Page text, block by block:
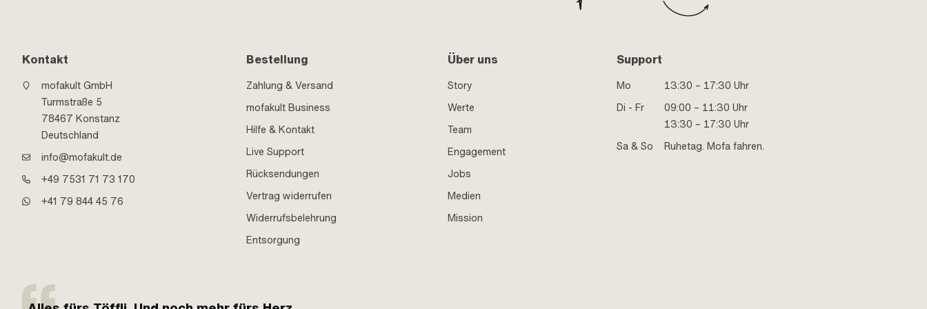
Kontakt
mofakult GmbH
Turmstraße 5
78467 Konstanz
Deutschland
info@mofakult.de
+49 7531 71 73 170
+41 79 844 45 76
Bestellung
Zahlung & Versand
mofakult Business
Hilfe & Kontakt
Live Support
Rücksendungen
Vertrag widerrufen
Widerrufsbelehrung
Entsorgung
Über uns
Story
Werte
Team
Engagement
Jobs
Medien
Mission
Support
Mo
13:30 – 17:30 Uhr
Di - Fr
09:00 – 11:30 Uhr
13:30 – 17:30 Uhr
Sa & So
Ruhetag. Mofa fahren.